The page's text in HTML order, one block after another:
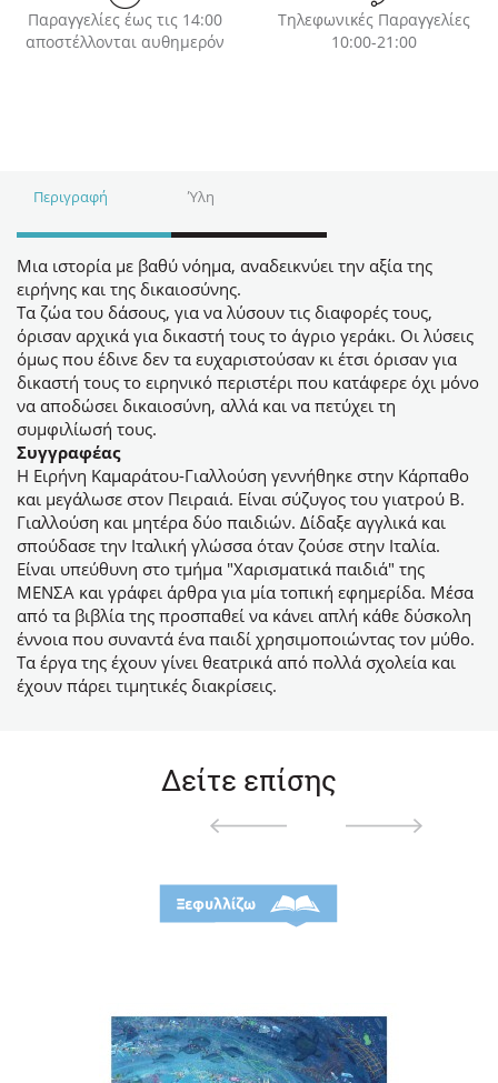
Παραγγελίες έως τις 14:00
αποστέλλονται αυθημερόν
Τηλεφωνικές Παραγγελίες
10:00-21:00
Περιγραφή Ύλη
Μια ιστορία με βαθύ νόημα, αναδεικνύει την αξία της
ειρήνης και της δικαιοσύνης.
Tα ζώα του δάσους, για να λύσουν τις διαφορές τους,
όρισαν αρχικά για δικαστή τους το άγριο γεράκι. Οι λύσεις
όμως που έδινε δεν τα ευχαριστούσαν κι έτσι όρισαν για
δικαστή τους το ειρηνικό περιστέρι που κατάφερε όχι μόνο
να αποδώσει δικαιοσύνη, αλλά και να πετύχει τη
συμφιλίωσή τους.
Συγγραφέας
Η Ειρήνη Καμαράτου-Γιαλλούση γεννήθηκε στην Κάρπαθο
και μεγάλωσε στον Πειραιά. Είναι σύζυγος του γιατρού Β.
Γιαλλούση και μητέρα δύο παιδιών. Δίδαξε αγγλικά και
σπούδασε την Ιταλική γλώσσα όταν ζούσε στην Ιταλία.
Είναι υπεύθυνη στο τμήμα "Χαρισματικά παιδιά" της
ΜΕΝΣΑ και γράφει άρθρα για μία τοπική εφημερίδα. Μέσα
από τα βιβλία της προσπαθεί να κάνει απλή κάθε δύσκολη
έννοια που συναντά ένα παιδί χρησιμοποιώντας τον μύθο.
Τα έργα της έχουν γίνει θεατρικά από πολλά σχολεία και
έχουν πάρει τιμητικές διακρίσεις.
Δείτε επίσης